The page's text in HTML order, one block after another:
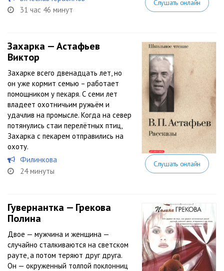
31 час 46 минут
Слушать онлайн
Захарка — Астафьев
Виктор
Захарке всего двенадцать лет, но
он уже кормит семью – работает
помощником у пекаря. С семи лет
владеет охотничьим ружьём и
удачлив на промысле. Когда на север
потянулись стаи перелётных птиц,
Захарка с пекарем отправились на
охоту.
Филинкова
24 минуты
Слушать онлайн
Гувернантка — Грекова
Полина
Двое — мужчина и женщина —
случайно сталкиваются на светском
рауте, а потом теряют друг друга.
Он — окруженный толпой поклонниц